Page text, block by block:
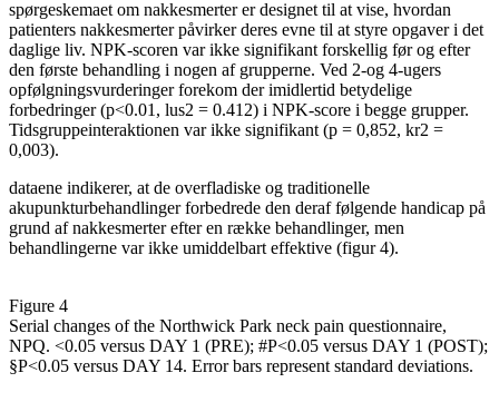
spørgeskemaet om nakkesmerter er designet til at vise, hvordan
patienters nakkesmerter påvirker deres evne til at styre opgaver i det
daglige liv. NPK-scoren var ikke signifikant forskellig før og efter
den første behandling i nogen af grupperne. Ved 2-og 4-ugers
opfølgningsvurderinger forekom der imidlertid betydelige
forbedringer (p<0.01, lus2 = 0.412) i NPK-score i begge grupper.
Tidsgruppeinteraktionen var ikke signifikant (p = 0,852, kr2 =
0,003).
dataene indikerer, at de overfladiske og traditionelle
akupunkturbehandlinger forbedrede den deraf følgende handicap på
grund af nakkesmerter efter en række behandlinger, men
behandlingerne var ikke umiddelbart effektive (figur 4).
Figure 4
Serial changes of the Northwick Park neck pain questionnaire,
NPQ. <0.05 versus DAY 1 (PRE); #P<0.05 versus DAY 1 (POST);
§P<0.05 versus DAY 14. Error bars represent standard deviations.